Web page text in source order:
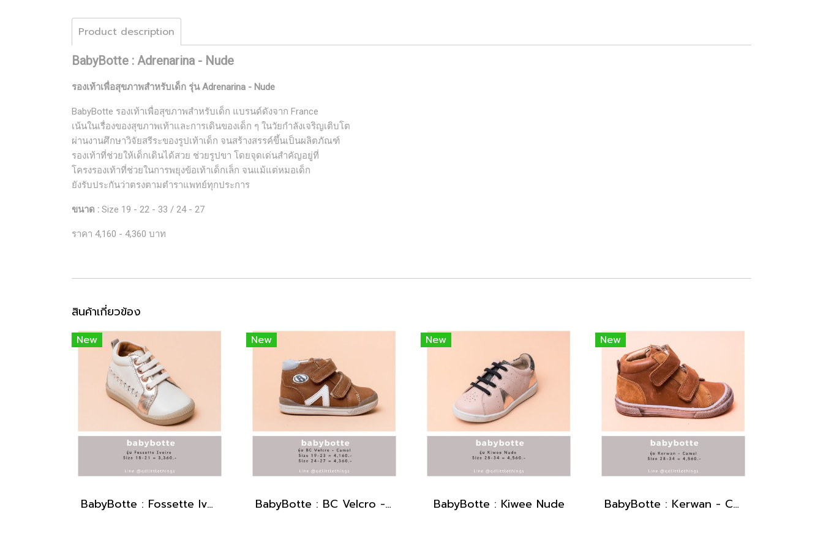
Product description
BabyBotte : Adrenarina - Nude
รองเท้าเพื่อสุขภาพสำหรับเด็ก รุ่น Adrenarina - Nude
BabyBotte รองเท้าเพื่อสุขภาพสำหรับเด็ก แบรนด์ดังจาก France
เน้นในเรื่องของสุขภาพเท้าและการเดินของเด็ก ๆ ในวัยกำลังเจริญเติบโต
ผ่านงานศึกษาวิจัยสรีระของรูปเท้าเด็ก จนสร้างสรรค์ขึ้นเป็นผลิตภัณฑ์
รองเท้าที่ช่วยให้เด็กเดินได้สวย ช่วยรูปขา โดยจุดเด่นสำคัญอยู่ที่
โครงรองเท้าที่ช่วยในการพยุงข้อเท้าเด็กเล็ก จนแม้แต่หมอเด็ก
ยังรับประกันว่าตรงตามตำราแพทย์ทุกประการ
ขนาด : Size 19 - 22 - 33 / 24 - 27
ราคา 4,160 - 4,360 บาท
สินค้าเกี่ยวข้อง
New
BabyBotte : Fossette Ivoire
New
BabyBotte : BC Velcro - Camel
New
BabyBotte : Kiwee Nude
New
BabyBotte : Kerwan - Camel